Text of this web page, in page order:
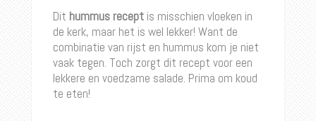
Dit hummus receptis misschien vloeken in
de kerk, maar het is wel lekker! Want de
combinatie van rijst en hummus kom je niet
vaak tegen. Toch zorgt dit recept voor een
lekkere en voedzame salade. Prima om koud
te eten!